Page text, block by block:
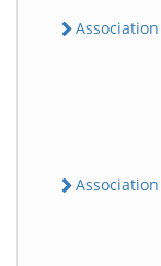
Association